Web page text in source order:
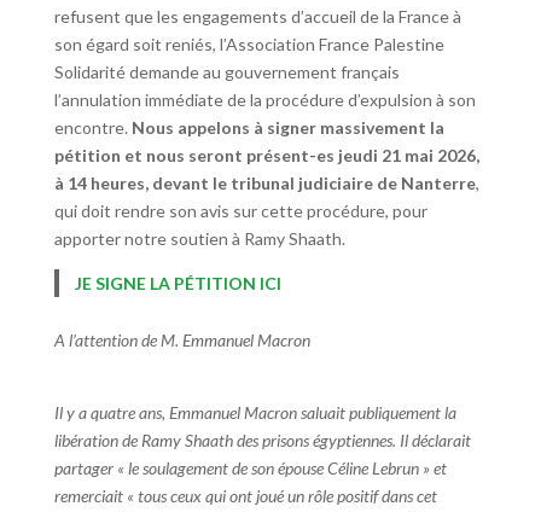
refusent que les engagements d’accueil de la France à
son égard soit reniés, l’Association France Palestine
Solidarité demande au gouvernement français
l’annulation immédiate de la procédure d’expulsion à son
encontre. Nous appelons à signer massivement la
pétition et nous seront présent-es jeudi 21 mai 2026,
à 14 heures, devant le tribunal judiciaire de Nanterre,
qui doit rendre son avis sur cette procédure, pour
apporter notre soutien à Ramy Shaath.
JE SIGNE LA PÉTITION ICI
A l’attention de M. Emmanuel Macron
Il y a quatre ans, Emmanuel Macron saluait publiquement la
libération de Ramy Shaath des prisons égyptiennes. Il déclarait
partager « le soulagement de son épouse Céline Lebrun » et
remerciait « tous ceux qui ont joué un rôle positif dans cet